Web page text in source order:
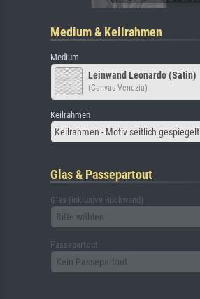
Medium & Keilrahmen
Medium
Leinwand Leonardo (Satin)
(Canvas Venezia)
Keilrahmen
Keilrahmen - Motiv seitlich gespiegelt
Glas & Passepartout
Glas (inklusive Rückwand)
Bitte wählen
Passepartout
Kein Passepartout